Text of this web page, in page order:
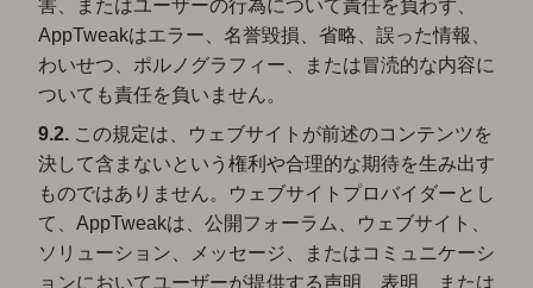
害、またはユーザーの行為について責任を負わず、
AppTweakはエラー、名誉毀損、省略、誤った情報、
わいせつ、ポルノグラフィー、または冒涜的な内容に
ついても責任を負いません。
9.2. この規定は、ウェブサイトが前述のコンテンツを
決して含まないという権利や合理的な期待を生み出す
ものではありません。ウェブサイトプロバイダーとし
て、AppTweakは、公開フォーラム、ウェブサイト、
ソリューション、メッセージ、またはコミュニケーシ
ョンにおいてユーザーが提供する声明、表明、または